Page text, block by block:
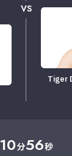
VS
Tiger
10分56秒